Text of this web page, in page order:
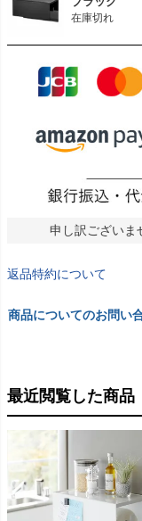
在庫切れ
申し訳ございま
返品特約について
商品についてのお問い
最近閲覧した商品